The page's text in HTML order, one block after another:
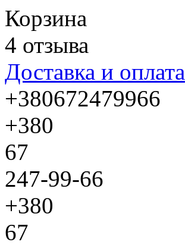
Корзина
4 отзыва
Доставка и оплата
+380672479966
+380
67
247-99-66
+380
67